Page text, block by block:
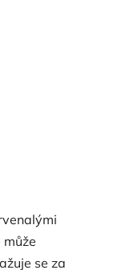
může
se za